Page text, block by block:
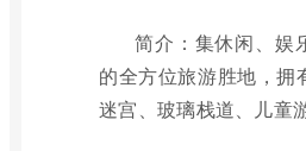
简介：集休闲、娱
的全方位旅游胜地，拥
迷宫、玻璃栈道、儿童